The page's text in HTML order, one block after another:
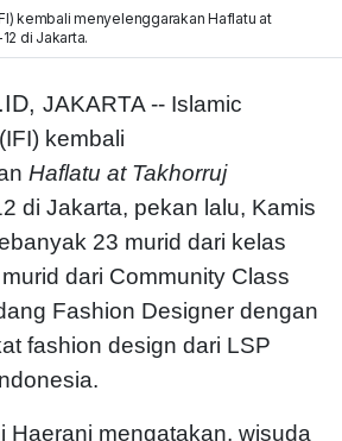
kembali menyelenggarakan Haflatu at
di Jakarta.
JAKARTA -- Islamic
kembali
Haflatu at Takhorruj
di Jakarta, pekan lalu, Kamis
23 murid dari kelas
dari Community Class
Fashion Designer dengan
fashion design dari LSP
Haerani mengatakan, wisuda